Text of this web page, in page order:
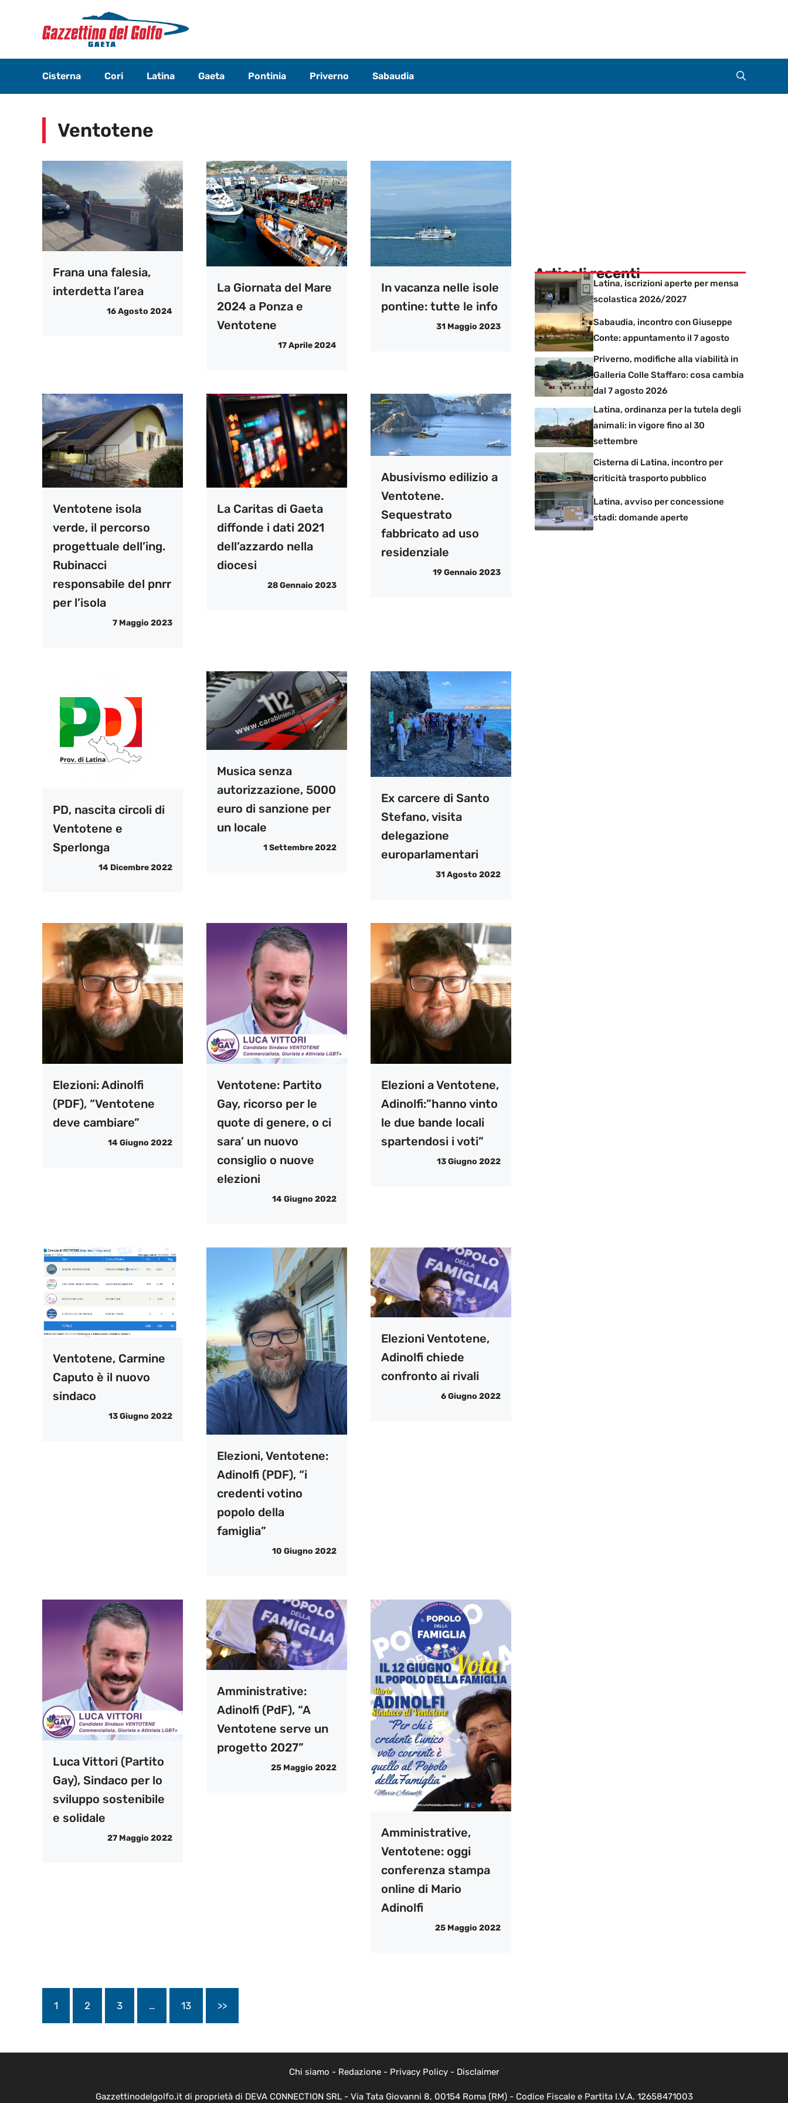
contenuto
Cisterna Cori Latina Gaeta Pontinia Priverno Sabaudia
Ventotene
Frana una falesia,
interdetta l’area
16 Agosto 2024
La Giornata del Mare
2024 a Ponza e
Ventotene
17 Aprile 2024
In vacanza nelle isole
pontine: tutte le info
31 Maggio 2023
Ventotene isola
verde, il percorso
progettuale dell’ing.
Rubinacci
responsabile del pnrr
per l’isola
7 Maggio 2023
La Caritas di Gaeta
diffonde i dati 2021
dell’azzardo nella
diocesi
28 Gennaio 2023
Abusivismo edilizio a
Ventotene.
Sequestrato
fabbricato ad uso
residenziale
19 Gennaio 2023
PD, nascita circoli di
Ventotene e
Sperlonga
14 Dicembre 2022
Musica senza
autorizzazione, 5000
euro di sanzione per
un locale
1 Settembre 2022
Ex carcere di Santo
Stefano, visita
delegazione
europarlamentari
31 Agosto 2022
Elezioni: Adinolfi
(PDF), “Ventotene
deve cambiare”
14 Giugno 2022
Ventotene: Partito
Gay, ricorso per le
quote di genere, o ci
sara’ un nuovo
consiglio o nuove
elezioni
14 Giugno 2022
Elezioni a Ventotene,
Adinolfi:”hanno vinto
le due bande locali
spartendosi i voti”
13 Giugno 2022
Ventotene, Carmine
Caputo è il nuovo
sindaco
13 Giugno 2022
Elezioni, Ventotene:
Adinolfi (PDF), “i
credenti votino
popolo della
famiglia”
10 Giugno 2022
Elezioni Ventotene,
Adinolfi chiede
confronto ai rivali
6 Giugno 2022
Luca Vittori (Partito
Gay), Sindaco per lo
sviluppo sostenibile
e solidale
27 Maggio 2022
Amministrative:
Adinolfi (PdF), “A
Ventotene serve un
progetto 2027”
25 Maggio 2022
Amministrative,
Ventotene: oggi
conferenza stampa
online di Mario
Adinolfi
25 Maggio 2022
1 2 3 … 13 >>
Articoli recenti
Latina, iscrizioni aperte per mensa
scolastica 2026/2027
Sabaudia, incontro con Giuseppe
Conte: appuntamento il 7 agosto
Priverno, modifiche alla viabilità in
Galleria Colle Staffaro: cosa cambia
dal 7 agosto 2026
Latina, ordinanza per la tutela degli
animali: in vigore fino al 30
settembre
Cisterna di Latina, incontro per
criticità trasporto pubblico
Latina, avviso per concessione
stadi: domande aperte
Chi siamo - Redazione- Privacy Policy- Disclaimer
Gazzettinodelgolfo.it di proprietà di DEVA CONNECTION SRL - Via Tata Giovanni 8, 00154 Roma (RM) - Codice Fiscale e Partita I.V.A. 12658471003